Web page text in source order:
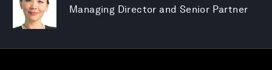
Managing Director and Senior Partner